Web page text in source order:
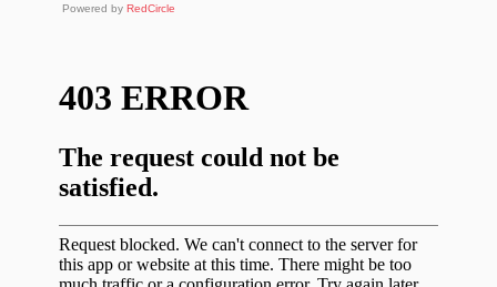
Powered by RedCircle